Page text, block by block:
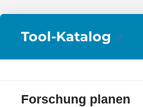
Tool-Katalog
Forschung planen